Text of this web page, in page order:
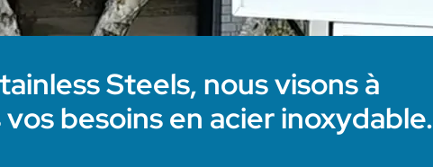
Steels, nous visons à
besoins en acier inoxydable.